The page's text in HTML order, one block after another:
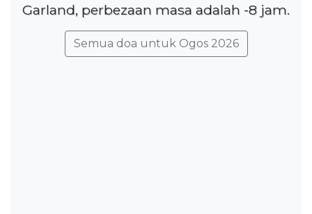
Garland, perbezaan masa adalah -8 jam.
Semua doa untuk Ogos 2026